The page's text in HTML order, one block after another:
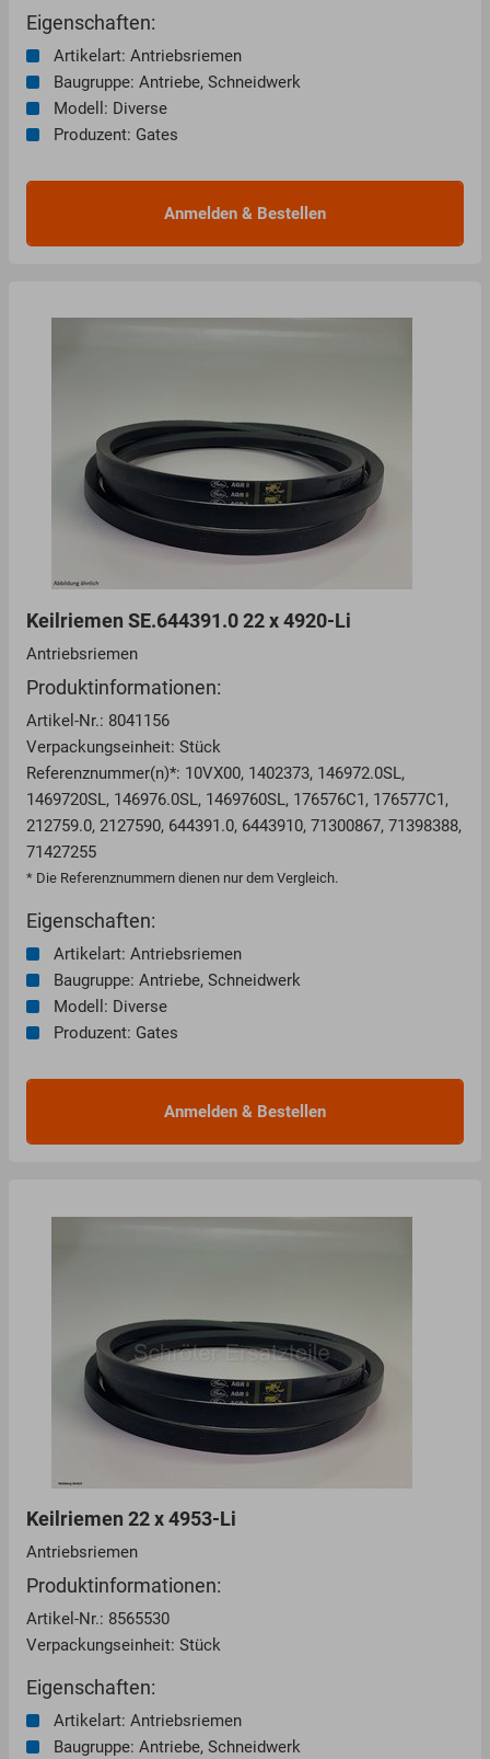
Eigenschaften:
Artikelart: Antriebsriemen
Baugruppe: Antriebe, Schneidwerk
Modell: Diverse
Produzent: Gates
Keilriemen SE.644391.0 22 x 4920-Li
Antriebsriemen
Produktinformationen:
Artikel-Nr.: 8041156
Verpackungseinheit: Stück
Referenznummer(n)*: 10VX00, 1402373, 146972.0SL,
1469720SL, 146976.0SL, 1469760SL, 176576C1, 176577C1,
212759.0, 2127590, 644391.0, 6443910, 71300867, 71398388,
71427255
* Die Referenznummern dienen nur dem Vergleich.
Eigenschaften:
Artikelart: Antriebsriemen
Baugruppe: Antriebe, Schneidwerk
Modell: Diverse
Produzent: Gates
Keilriemen 22 x 4953-Li
Antriebsriemen
Produktinformationen:
Artikel-Nr.: 8565530
Verpackungseinheit: Stück
Eigenschaften:
Artikelart: Antriebsriemen
Baugruppe: Antriebe, Schneidwerk